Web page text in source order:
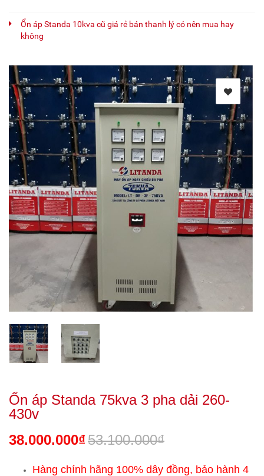
Ổn áp Standa 10kva cũ giá rẻ bán thanh lý có nên mua hay
không
Ổn áp Standa 75kva 3 pha dải 260-
430v
38.000.000₫53.100.000₫
Hàng chính hãng 100% dây đồng, bảo hành 4